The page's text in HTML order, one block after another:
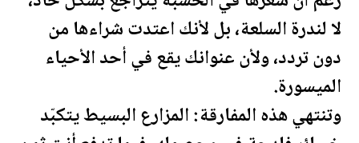
لا لندرة السلعة، بل لأنك اعتدت شراءها من
دون تردد، ولأن عنوانك يقع في أحد الأحياء
الميسورة.
وتنتهي هذه المفارقة:المزارع البسيط يتكبّد